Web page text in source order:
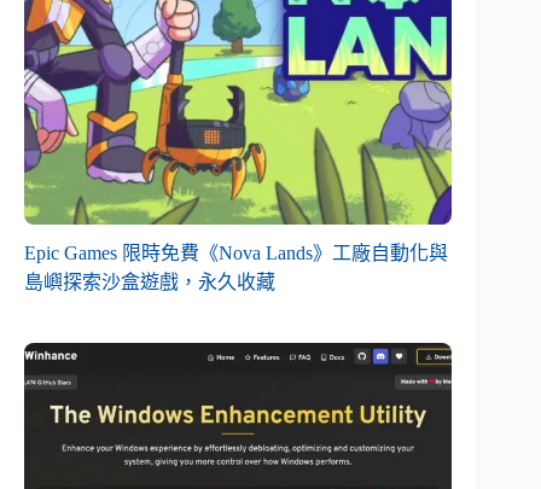
Epic Games 限時免費《Nova Lands》工廠自動化與
島嶼探索沙盒遊戲，永久收藏